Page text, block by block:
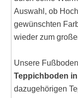
Auswahl, ob
gewünschten
wieder zum
Unsere
Teppichboden
dazugehörigen